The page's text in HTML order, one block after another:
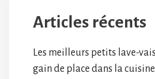
Articles récents
Les meilleurs petits lave-
gain de place dans la